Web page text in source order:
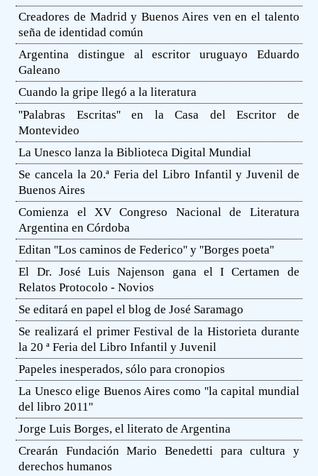
Creadores de Madrid y Buenos Aires ven en el talento
seña de identidad común
Argentina distingue al escritor uruguayo Eduardo
Galeano
Cuando la gripe llegó a la literatura
''Palabras Escritas'' en la Casa del Escritor de
Montevideo
La Unesco lanza la Biblioteca Digital Mundial
Se cancela la 20.ª Feria del Libro Infantil y Juvenil de
Buenos Aires
Comienza el XV Congreso Nacional de Literatura
Argentina en Córdoba
Editan ''Los caminos de Federico'' y ''Borges poeta''
El Dr. José Luis Najenson gana el I Certamen de
Relatos Protocolo - Novios
Se editará en papel el blog de José Saramago
Se realizará el primer Festival de la Historieta durante
la 20 ª Feria del Libro Infantil y Juvenil
Papeles inesperados, sólo para cronopios
La Unesco elige Buenos Aires como ''la capital mundial
del libro 2011''
Jorge Luis Borges, el literato de Argentina
Crearán Fundación Mario Benedetti para cultura y
derechos humanos